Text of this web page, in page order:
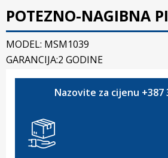
POTEZNO-NAGIBNA
MODEL: MSM1039
GARANCIJA:2 GODINE
Nazovite za cijenu +387